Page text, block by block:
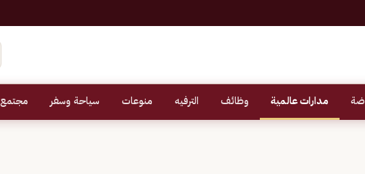
مدارات عالمية وظائف الترفيه منوعات سياحة وسفر مجتمع